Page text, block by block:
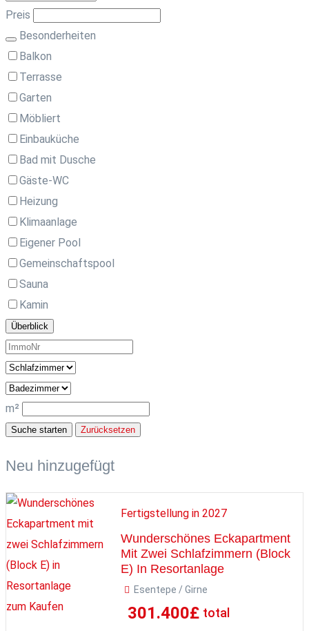
Preis
Besonderheiten
Balkon
Terrasse
Garten
Möbliert
Einbauküche
Bad mit Dusche
Gäste-WC
Heizung
Klimaanlage
Eigener Pool
Gemeinschaftspool
Sauna
Kamin
Überblick
m²
Suche starten Zurücksetzen
Neu hinzugefügt
zum Kaufen
Fertigstellung in 2027
Wunderschönes Eckapartment
Mit Zwei Schlafzimmern (Block
E) In Resortanlage
Esentepe / Girne
301.400£ total